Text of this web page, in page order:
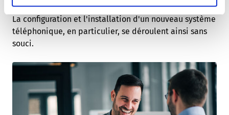
peuvent ainsi bénéficier d'un savoir-faire à domicile.
La configuration et l'installation d'un nouveau système
téléphonique, en particulier, se déroulent ainsi sans
souci.